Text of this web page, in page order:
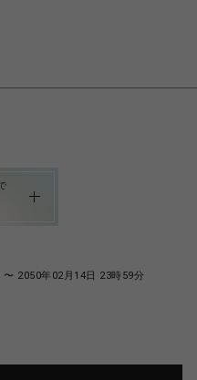
2050年02月14日 23時59分